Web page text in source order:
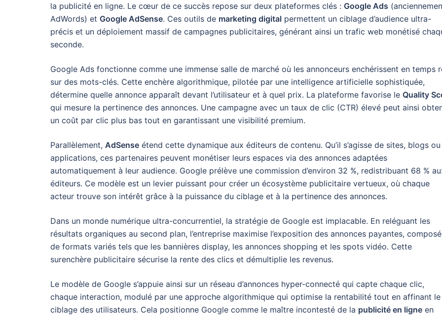
la publicité en ligne. Le cœur de ce succès repose sur deux plateformes clés : Google Ads
AdWords) et Google AdSense. Ces outils de marketing digital permettent un ciblage d’audience ultra-
précis et un déploiement massif de campagnes publicitaires, générant ainsi un trafic web monétisé
seconde.
Google Ads fonctionne comme une immense salle de marché où les annonceurs enchérissent en temps
sur des mots-clés. Cette enchère algorithmique, pilotée par une intelligence artificielle sophistiquée,
détermine quelle annonce apparaît devant l’utilisateur et à quel prix. La plateforme favorise le Quality
qui mesure la pertinence des annonces. Une campagne avec un taux de clic (CTR) élevé peut ainsi
un coût par clic plus bas tout en garantissant une visibilité premium.
Parallèlement, AdSense étend cette dynamique aux éditeurs de contenu. Qu’il s’agisse de sites, blogs ou
applications, ces partenaires peuvent monétiser leurs espaces via des annonces adaptées
automatiquement à leur audience. Google prélève une commission d’environ 32 %, redistribuant 68 %
éditeurs. Ce modèle est un levier puissant pour créer un écosystème publicitaire vertueux, où chaque
acteur trouve son intérêt grâce à la puissance du ciblage et à la pertinence des annonces.
Dans un monde numérique ultra-concurrentiel, la stratégie de Google est implacable. En reléguant les
résultats organiques au second plan, l’entreprise maximise l’exposition des annonces payantes,
de formats variés tels que les bannières display, les annonces shopping et les spots vidéo. Cette
surenchère publicitaire sécurise la rente des clics et démultiplie les revenus.
Le modèle de Google s’appuie ainsi sur un réseau d’annonces hyper-connecté qui capte chaque clic,
chaque interaction, modulé par une approche algorithmique qui optimise la rentabilité tout en affinant le
ciblage des utilisateurs. Cela positionne Google comme le maître incontesté de la publicité en ligne en